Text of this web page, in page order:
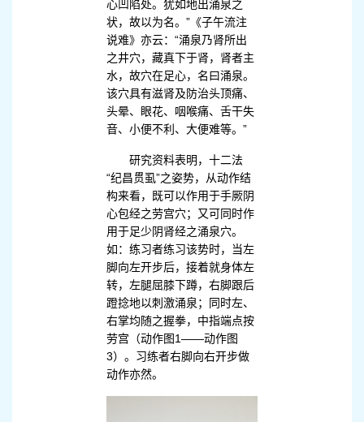
心凹陷处。犹如地出涌泉之
状，故以为名。”《子午流注
说难》亦云：“涌泉乃肾所出
之井穴，藏真下于肾，肾者主
水，故穴在足心，名曰涌泉。
该穴具有滋肾及防治头顶痛、
头晕、眼花、咽喉痛、舌干失
音、小便不利、大便难等。”
研究资料表明，十二法
“纪昌贯虱”之姿势，从动作结
构来看，既可以作用于手厥阴
心包经之劳宫穴；又可同时作
用于足少阴肾经之涌泉穴。
如：练习者练习该势时，当左
脚向左开步后，接着就身体左
转，左腿屈膝下蹲，右脚跟后
蹬捻地以刺激涌泉；同时左、
右掌均随之握拳，中指端点按
劳宫（动作图1——动作图
3）。习练者右脚向右开步做
动作亦然。